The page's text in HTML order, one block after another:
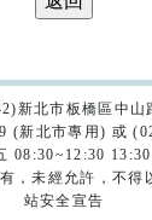
新北市板橋區中山
(新北市專用) 或
08:30~12:30
，未經允許，不得
站安全宣告